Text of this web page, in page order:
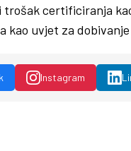
trošak certificiranja
kao uvjet za
Instagram